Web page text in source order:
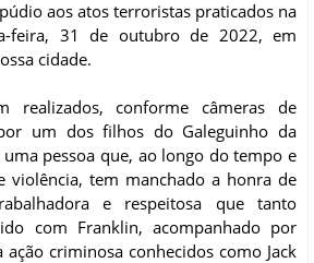
aos atos terroristas praticados na
feira, 31 de outubro de 2022, em
cidade.
realizados, conforme câmeras de
um dos filhos do Galeguinho da
pessoa que, ao longo do tempo e
violência, tem manchado a honra de
e respeitosa que tanto
com Franklin, acompanhado por
criminosa conhecidos como Jack